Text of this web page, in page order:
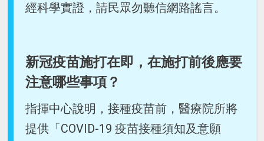
經科學實證，請民眾勿聽信網路謠言。
新冠疫苗施打在即，在施打前後應要
注意哪些事項？
指揮中心說明，接種疫苗前，醫療院所將
提供「COVID-19 疫苗接種須知及意願